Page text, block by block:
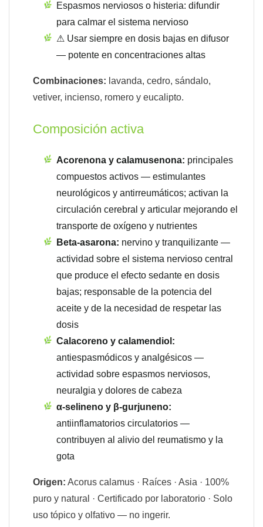
Espasmos nerviosos o histeria: difundir
para calmar el sistema nervioso
⚠ Usar siempre en dosis bajas en difusor
— potente en concentraciones altas
Combinaciones: lavanda, cedro, sándalo,
vetiver, incienso, romero y eucalipto.
Composición activa
Acorenona y calamusenona: principales
compuestos activos — estimulantes
neurológicos y antirreumáticos; activan la
circulación cerebral y articular mejorando el
transporte de oxígeno y nutrientes
Beta-asarona: nervino y tranquilizante —
actividad sobre el sistema nervioso central
que produce el efecto sedante en dosis
bajas; responsable de la potencia del
aceite y de la necesidad de respetar las
dosis
Calacoreno y calamendiol:
antiespasmódicos y analgésicos —
actividad sobre espasmos nerviosos,
neuralgia y dolores de cabeza
α-selineno y β-gurjuneno:
antiinflamatorios circulatorios —
contribuyen al alivio del reumatismo y la
gota
Origen: Acorus calamus · Raíces · Asia · 100%
puro y natural · Certificado por laboratorio · Solo
uso tópico y olfativo — no ingerir.